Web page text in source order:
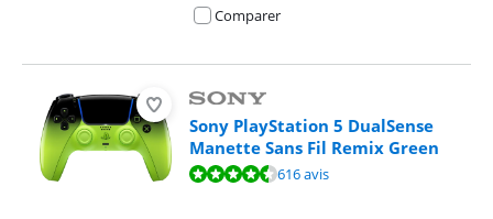
Comparer
Sony PlayStation 5 DualSense
Manette Sans Fil Remix Green
La note est de 9,4 sur 10, basée sur 616 avis.
616 avis